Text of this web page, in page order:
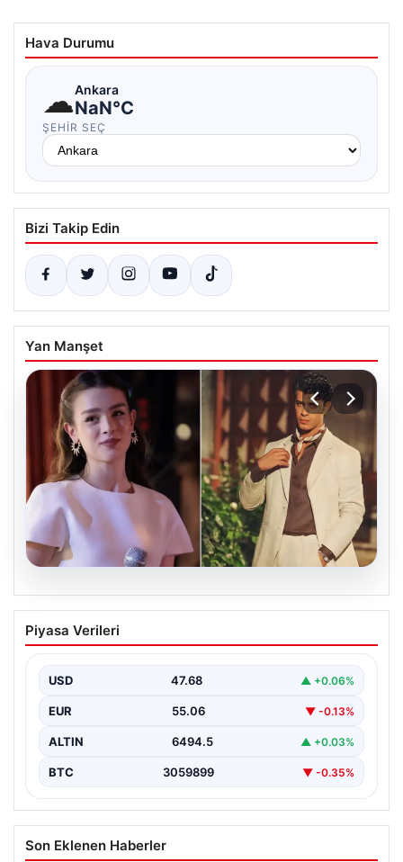
Hava Durumu
☁Ankara
NaN°C
ŞEHIR SEÇ
Bizi Takip Edin
Yan Manşet
05.08.2026
‘Yeraltı’ dizisinde şok olay! Babası suç
duyurusunda bulundu: ‘Kızımla reşit
Piyasa Verileri
USD 47.68 ▲ +0.06%
EUR 55.06 ▼ -0.13%
ALTIN 6494.5 ▲ +0.03%
BTC 3059899 ▼ -0.35%
Son Eklenen Haberler